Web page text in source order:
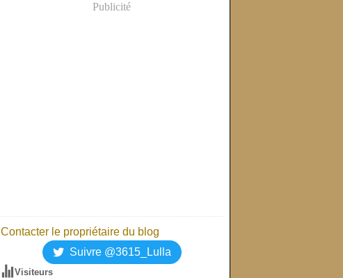
Publicité
Contacter le propriétaire du blog
Suivre @3615_Lulla
Visiteurs